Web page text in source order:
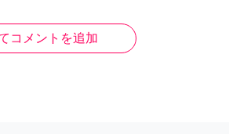
コメントを追加